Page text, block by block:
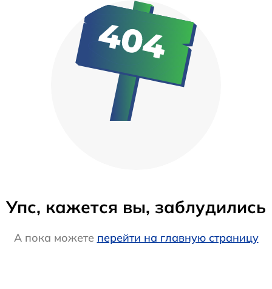
Упс, кажется вы, заблудились
А пока можете перейти на главную страницу